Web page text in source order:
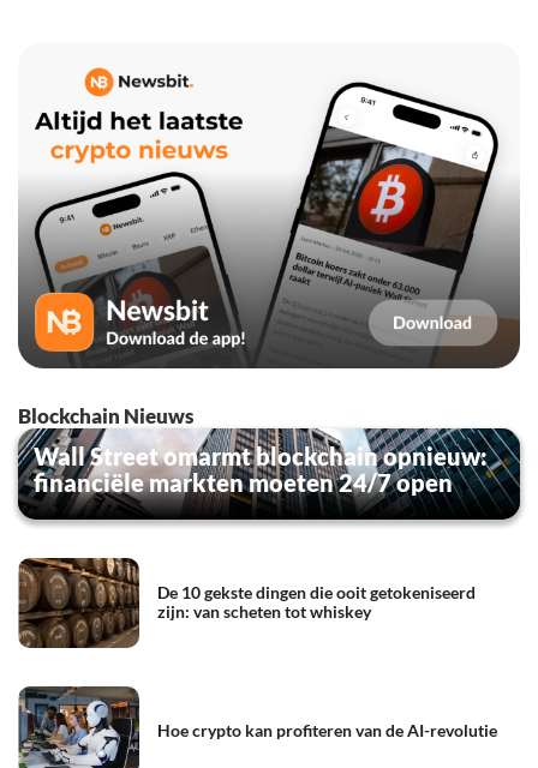
Blockchain Nieuws
Wall Street omarmt blockchain opnieuw:
financiële markten moeten 24/7 open
De 10 gekste dingen die ooit getokeniseerd
zijn: van scheten tot whiskey
Hoe crypto kan profiteren van de AI-revolutie